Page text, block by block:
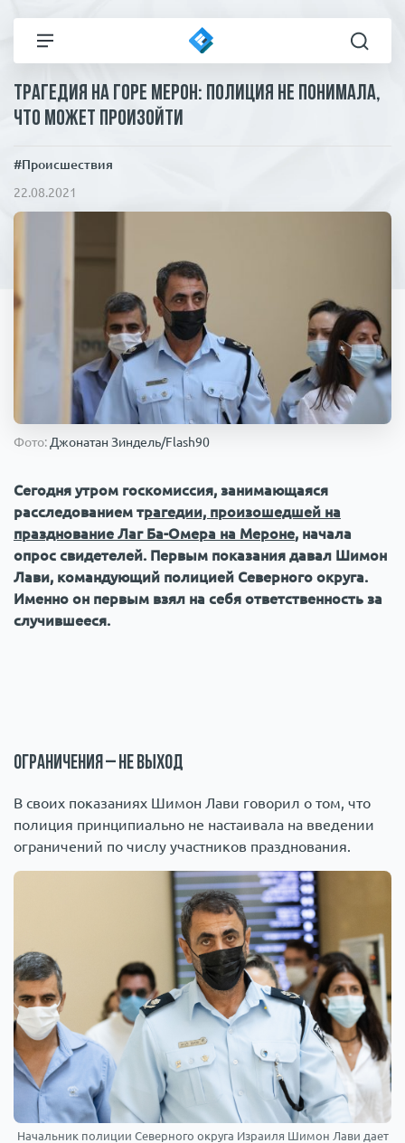
Все новости
Общество
Коронавирус
Происшествия
Технологии
Статьи
ЧП И КРИМИНАЛ
1000 мелочей
Трагедия на горе Мерон: полиция не понимала,
что может произойти
#Происшествия
22.08.2021
Фото: Джонатан Зиндель/Flash90
Сегодня утром госкомиссия, занимающаяся
расследованием трагедии, произошедшей на
празднование Лаг Ба-Омера на Мероне, начала
опрос свидетелей. Первым показания давал Шимон
Лави, командующий полицией Северного округа.
Именно он первым взял на себя ответственность за
случившееся.
Ограничения – не выход
В своих показаниях Шимон Лави говорил о том, что
полиция принципиально не настаивала на введении
ограничений по числу участников празднования.
Начальник полиции Северного округа Израиля Шимон Лави дает